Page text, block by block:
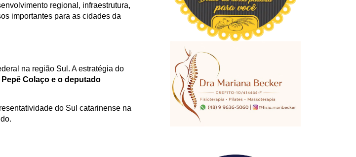
regional, infraestrutura,
importantes para as cidades da
na região Sul. A estratégia do
Colaço e o deputado
do Sul catarinense na